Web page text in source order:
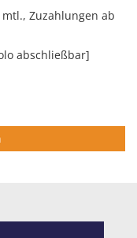
Zuzahlungen ab
abschließbar]